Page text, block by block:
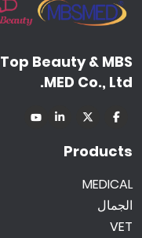
Top Beauty & MBS
MED Co., Ltd.
Products
MEDICAL
الجمال
VET